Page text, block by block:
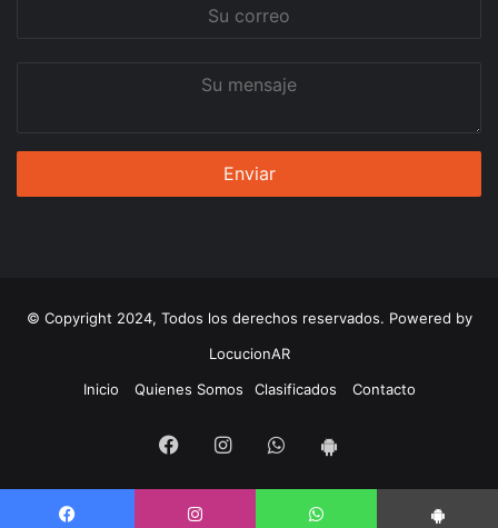
© Copyright 2024, Todos los derechos reservados. Powered by
LocucionAR
Inicio
Quienes Somos Clasificados Contacto
FacebookInstagramWhatsapp